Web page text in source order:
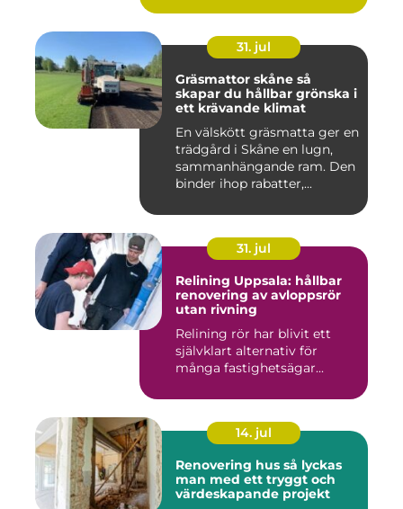
31. jul
Gräsmattor skåne så
skapar du hållbar grönska i
ett krävande klimat
En välskött gräsmatta ger en
trädgård i Skåne en lugn,
sammanhängande ram. Den
binder ihop rabatter,...
31. jul
Relining Uppsala: hållbar
renovering av avloppsrör
utan rivning
Relining rör har blivit ett
självklart alternativ för
många fastighetsägar...
14. jul
Renovering hus så lyckas
man med ett tryggt och
värdeskapande projekt